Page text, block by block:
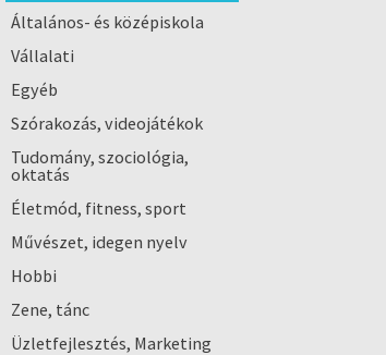
Általános- és középiskola
Vállalati
Egyéb
Szórakozás, videojátékok
Tudomány, szociológia,
oktatás
Életmód, fitness, sport
Művészet, idegen nyelv
Hobbi
Zene, tánc
Üzletfejlesztés, Marketing